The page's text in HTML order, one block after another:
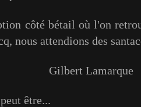
côté bétail où l'on
nous attendions des
être...